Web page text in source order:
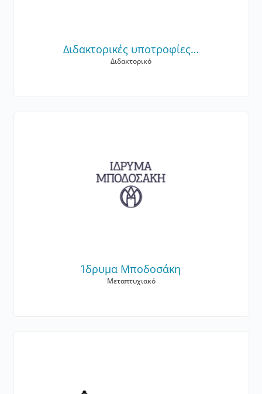
Διδακτορικές υποτροφίες…
Διδακτορικό
Ίδρυμα Μποδοσάκη
Μεταπτυχιακό